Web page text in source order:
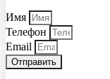
Имя
Телефон
Email
Отправить